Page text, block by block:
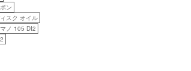
ン
スク オイル
ノ 105 DI2